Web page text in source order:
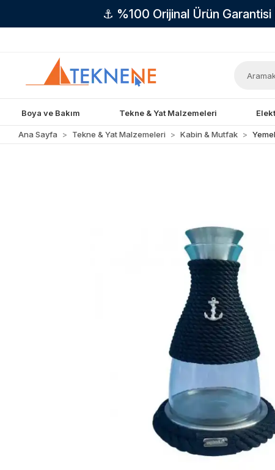
⚓ %100 Orijinal Ürün
Boya ve Bakım Tekne & Yat Malzemeleri
Ana Sayfa Tekne & Yat Malzemeleri Kabin & Mutfak